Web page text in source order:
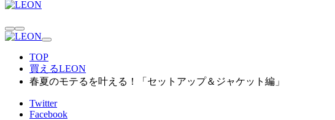
TOP
買えるLEON
春夏のモテるを叶える！「セットアップ＆ジャケット編」
Twitter
Facebook